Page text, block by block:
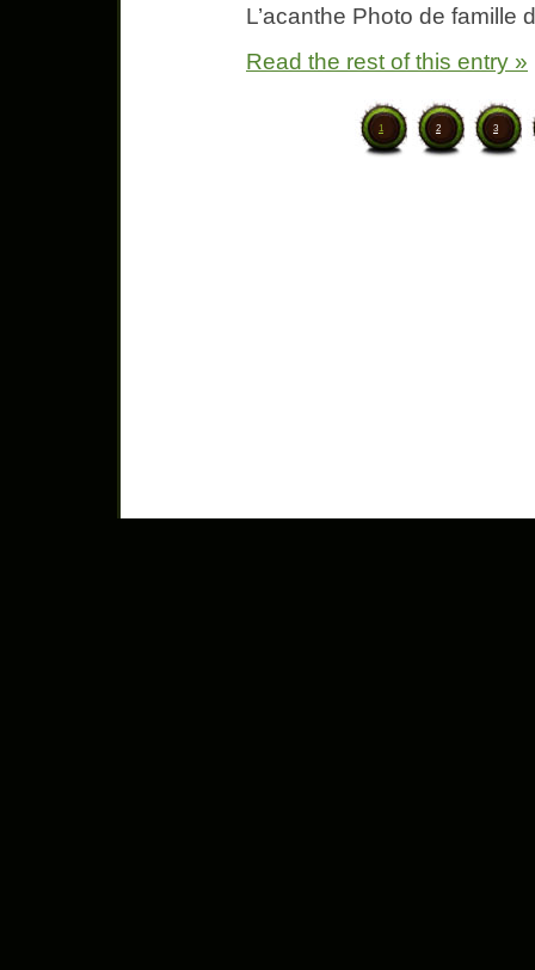
L’acanthe Photo de
Read the rest of this entry »
1 2 3